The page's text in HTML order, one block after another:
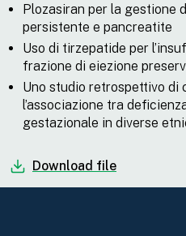
Plozasiran per la gestione
persistente e pancreatite
Uso di tirzepatide per
frazione di eiezione
Uno studio retrospettivo di
l’associazione tra
gestazionale in diverse
Download file